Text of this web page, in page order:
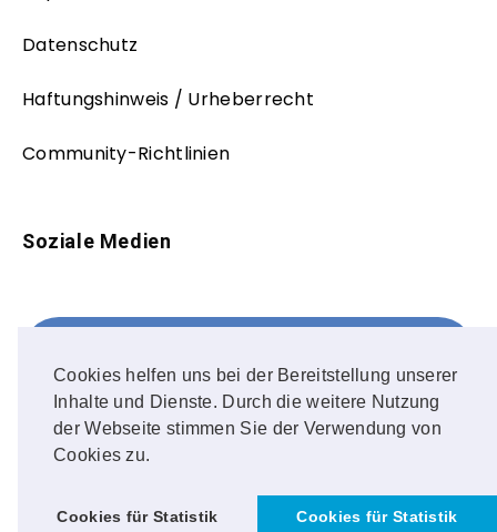
Cookies helfen uns bei der Bereitstellung unserer
Inhalte und Dienste. Durch die weitere Nutzung
der Webseite stimmen Sie der Verwendung von
Cookies zu.
Cookies für Statistik Cookies für Statistik
Datenschutz
Haftungshinweis / Urheberrecht
Community-Richtlinien
Soziale Medien
FOLLOW ME!
Instagram
OUR PHOTOS!